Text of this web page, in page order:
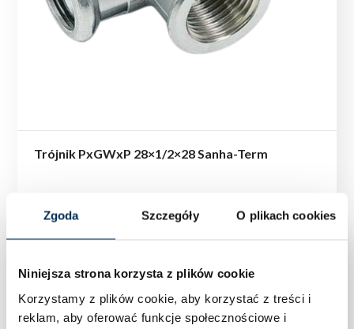
Zgoda Szczegóły O plikach cookies
Niniejsza strona korzysta z plików cookie
Korzystamy z plików cookie, aby korzystać z treści i
reklam, aby oferować funkcje społecznościowe i
Trójnik PxGWxP 28×1/2×28 Sanha-Term